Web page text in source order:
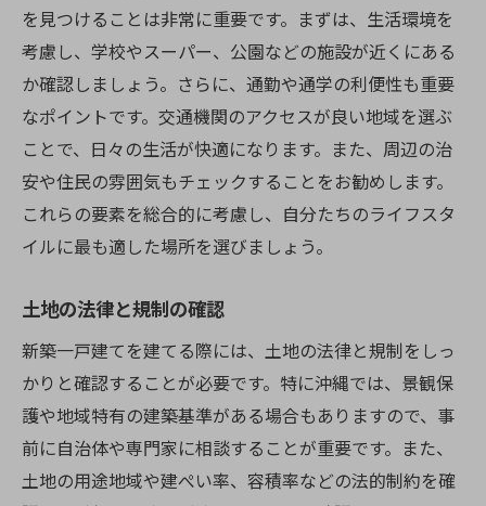
を見つけることは非常に重要です。まずは、生活環境を
考慮し、学校やスーパー、公園などの施設が近くにある
か確認しましょう。さらに、通勤や通学の利便性も重要
なポイントです。交通機関のアクセスが良い地域を選ぶ
ことで、日々の生活が快適になります。また、周辺の治
安や住民の雰囲気もチェックすることをお勧めします。
これらの要素を総合的に考慮し、自分たちのライフスタ
イルに最も適した場所を選びましょう。
土地の法律と規制の確認
新築一戸建てを建てる際には、土地の法律と規制をしっ
かりと確認することが必要です。特に沖縄では、景観保
護や地域特有の建築基準がある場合もありますので、事
前に自治体や専門家に相談することが重要です。また、
土地の用途地域や建ぺい率、容積率などの法的制約を確